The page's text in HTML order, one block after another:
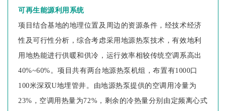
可再生能源利用系统
项目结合基地的地理位置及周边的资源条件，经技术经济
性及可行性分析，综合考虑采用地源热泵技术，有效地利
用地热能进行供暖和供冷，运行效率相较传统空调系高出
40%~60%。项目共有两台地源热泵机组，布置有1000口
100米深双U地埋管井。由地源热泵提供的空调用冷量为
23%，空调用热量为72%，剩余的冷热量分别由定频离心式